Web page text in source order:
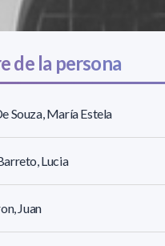
de la persona
Souza, María Estela
Lucia
Juan